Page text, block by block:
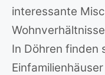
interessante
In Döhren finden